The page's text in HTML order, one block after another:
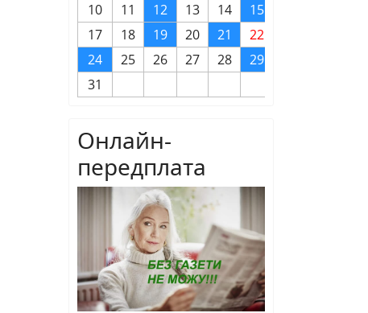
10
11 12 13 14 15
17
18 19 20 21 22
24
25 26 27 28 29
31
Онлайн-
передплата